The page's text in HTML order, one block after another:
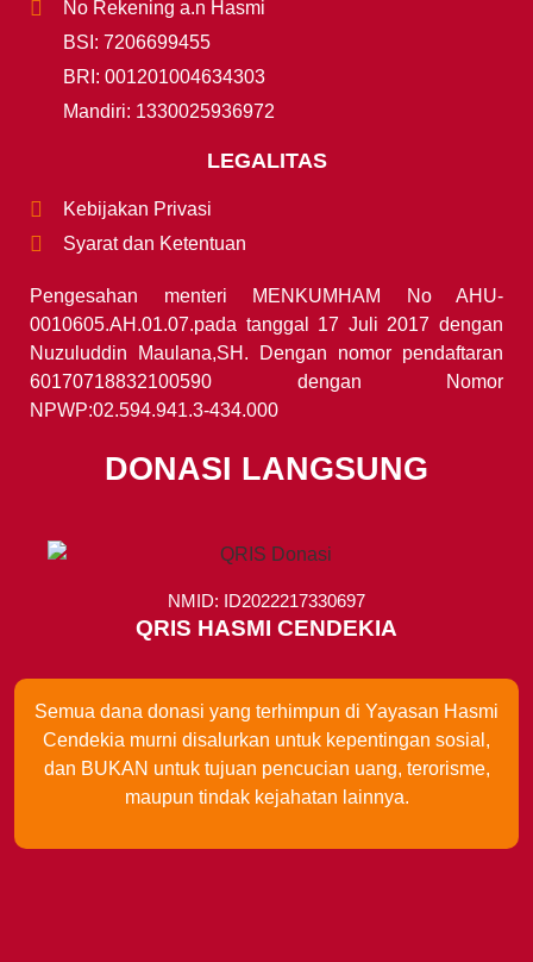
No Rekening a.n Hasmi
BSI: 7206699455
BRI: 001201004634303
Mandiri: 1330025936972
LEGALITAS
Kebijakan Privasi
Syarat dan Ketentuan
Pengesahan menteri MENKUMHAM No AHU-
0010605.AH.01.07.pada tanggal 17 Juli 2017 dengan
Nuzuluddin Maulana,SH. Dengan nomor pendaftaran
60170718832100590 dengan Nomor
NPWP:02.594.941.3-434.000
DONASI LANGSUNG
NMID: ID2022217330697
QRIS HASMI CENDEKIA
Semua dana donasi yang terhimpun di Yayasan Hasmi
Cendekia murni disalurkan untuk kepentingan sosial,
dan BUKAN untuk tujuan pencucian uang, terorisme,
maupun tindak kejahatan lainnya.